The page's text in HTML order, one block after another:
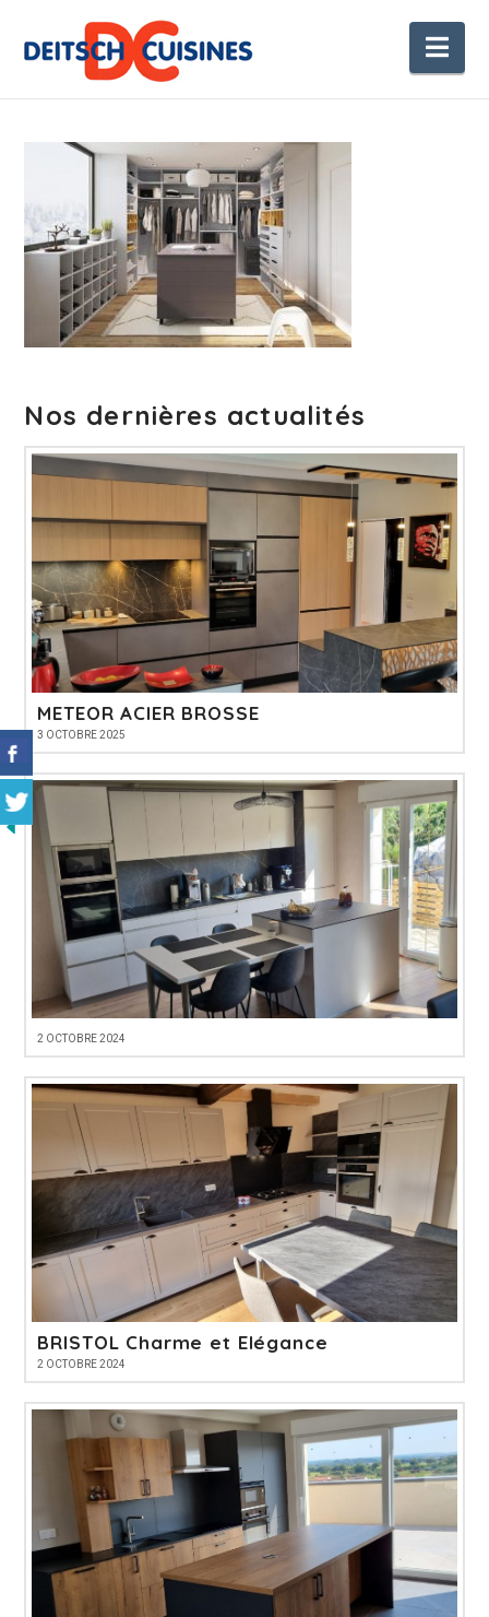
Nos dernières actualités
METEOR ACIER BROSSE
3 OCTOBRE 2025
2 OCTOBRE 2024
BRISTOL Charme et Elégance
2 OCTOBRE 2024